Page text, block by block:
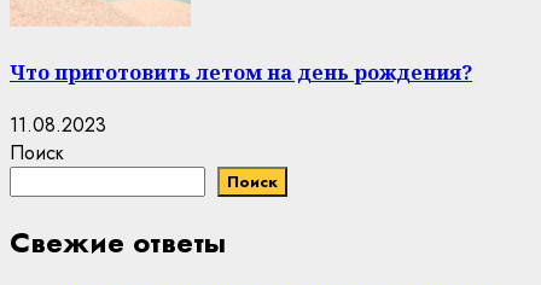
Что приготовить летом на день рождения?
11.08.2023
Поиск
Поиск
Свежие ответы